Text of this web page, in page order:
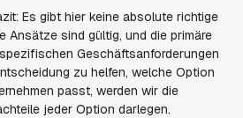
Es gibt hier keine absolute richtige
Ansätze sind gültig, und die primäre
Geschäftsanforderungen
zu helfen, welche Option
passt, werden wir die
jeder Option darlegen.